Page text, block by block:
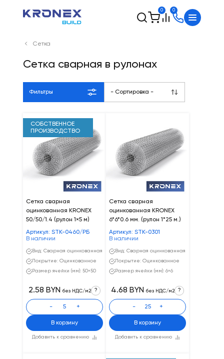
0 0
Сетка
Сетка сварная в рулонах
Фильтры - Сортировка -
СОБСТВЕННОЕ
ПРОИЗВОДСТВО
Сетка сварная
оцинкованная KRONEX
50/50/1.4 (рулон 1×5 м)
Артикул: STK-0460/РБ
В наличии
Вид: Сварная оцинкованная
Покрытие: Оцинкованное
Размер ячейки (мм): 50×50
Добавить к сравнению
2.58 BYN без НДС/м2 ?
- +
В корзину
Cетка сварная
оцинкованная KRONEX
6*6*0.6 мм. (рулон 1*25 м.)
Артикул: STK-0301
В наличии
Вид: Сварная оцинкованная
Покрытие: Оцинкованное
Размер ячейки (мм): 6×6
Добавить к сравнению
4.68 BYN без НДС/м2 ?
- +
В корзину